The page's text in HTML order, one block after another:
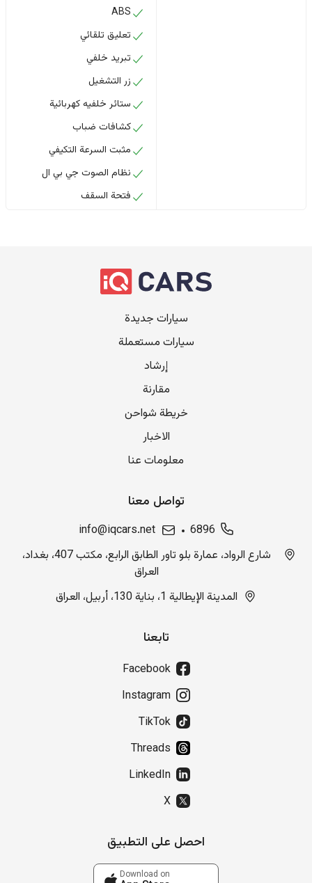
ABS
تعليق تلقائي
تبريد خلفي
زر التشغيل
ستائر خلفيه كهربائية
كشافات ضباب
مثبت السرعة التكيفي
نظام الصوت جي بي ال
فتحة السقف
سيارات جديدة
سيارات مستعملة
إرشاد
مقارنة
خريطة شواحن
الاخبار
معلومات عنا
تواصل معنا
6896
info@iqcars.net
شارع الرواد، عمارة بلو تاور الطابق الرابع، مكتب 407، بغداد،
العراق
المدينة الإيطالية 1، بناية 130، أربيل، العراق
تابعنا
Facebook
Instagram
TikTok
Threads
LinkedIn
X
احصل على التطبيق
Download on